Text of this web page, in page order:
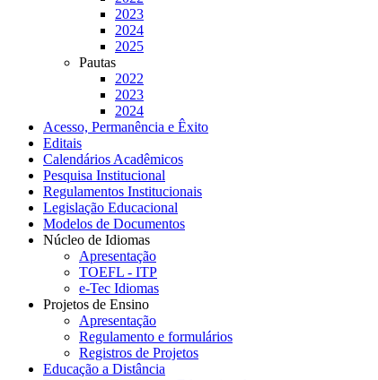
2023
2024
2025
Pautas
2022
2023
2024
Acesso, Permanência e Êxito
Editais
Calendários Acadêmicos
Pesquisa Institucional
Regulamentos Institucionais
Legislação Educacional
Modelos de Documentos
Núcleo de Idiomas
Apresentação
TOEFL - ITP
e-Tec Idiomas
Projetos de Ensino
Apresentação
Regulamento e formulários
Registros de Projetos
Educação a Distância